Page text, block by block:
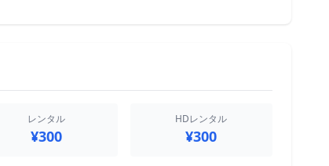
レンタル
¥300
HDレンタル
¥300